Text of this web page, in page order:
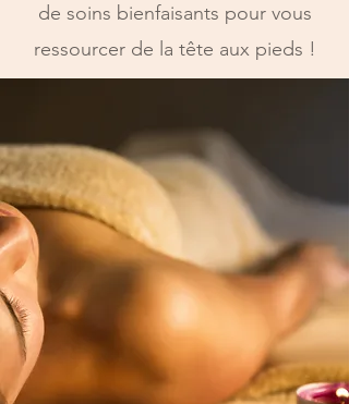
de soins bienfaisants pour vous
ressourcer de la tête aux pieds !